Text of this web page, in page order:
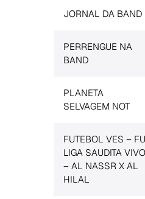
JORNAL DA BAND
PERRENGUE NA
BAND
PLANETA
SELVAGEM NOT
FUTEBOL VES –
LIGA SAUDITA VIVO
– AL NASSR X AL
HILAL